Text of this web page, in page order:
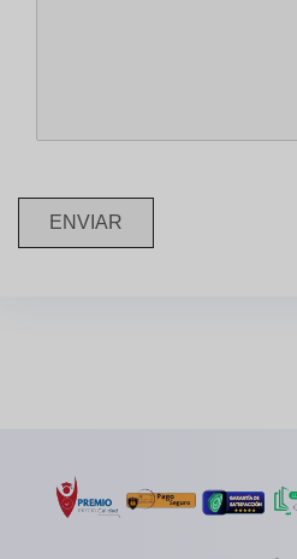
ENVIAR